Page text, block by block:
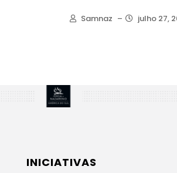
Samnaz – julho 27,
INICIATIVAS